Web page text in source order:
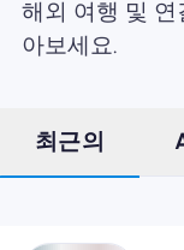
eSIM 정보
해외 여행 및
아보세요.
최근의